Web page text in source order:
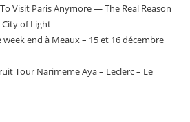
Visit Paris Anymore — The Real Reason
City of Light
week end à Meaux – 15 et 16 décembre
Tour Narimeme Aya – Leclerc – Le